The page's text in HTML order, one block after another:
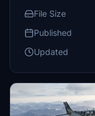
File Size
Published
Updated